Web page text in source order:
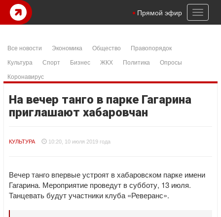
Toggle
Прямой эфир
Все новости Экономика Общество
Правопорядок
Культура
Спорт Бизнес ЖКХ Политика
Опросы
Коронавирус
На вечер танго в парке Гагарина
приглашают хабаровчан
КУЛЬТУРА 10:20, 10 июля 2019 года
Вечер танго впервые устроят в хабаровском парке имени
Гагарина. Мероприятие проведут в субботу, 13 июля.
Танцевать будут участники клуба «Реверанс».